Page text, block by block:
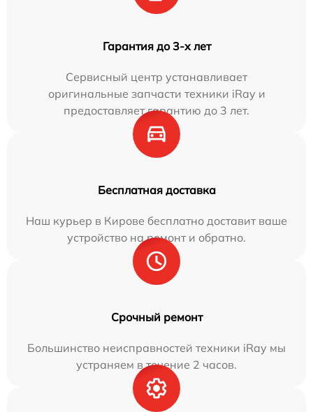
Гарантия до 3-х лет
Сервисный центр устанавливает
оригинальные запчасти техники iRay и
предоставляет гарантию до 3 лет.
Бесплатная доставка
Наш курьер в Кирове бесплатно доставит ваше
устройство на ремонт и обратно.
Срочный ремонт
Большинство неисправностей техники iRay мы
устраняем в течение 2 часов.